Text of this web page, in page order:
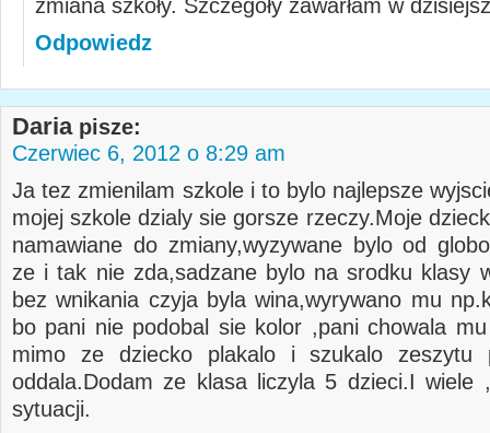
zmiana szkoły. Szczegóły zawarłam w
Odpowiedz
Daria pisze:
Czerwiec 6, 2012 o 8:29 am
Ja tez zmienilam szkole i to bylo najlepsze
mojej szkole dzialy sie gorsze rzeczy.Moje
namawiane do zmiany,wyzywane bylo od
ze i tak nie zda,sadzane bylo na srodku klasy
bez wnikania czyja byla wina,wyrywano mu
bo pani nie podobal sie kolor ,pani chowala
mimo ze dziecko plakalo i szukalo zeszytu
oddala.Dodam ze klasa liczyla 5 dzieci.I wiele
sytuacji.